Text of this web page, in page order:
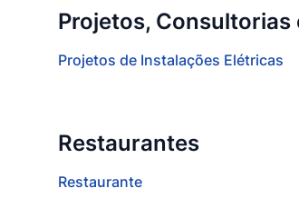
Projetos, Consultorias
Projetos de Instalações Elétricas
Restaurantes
Restaurante